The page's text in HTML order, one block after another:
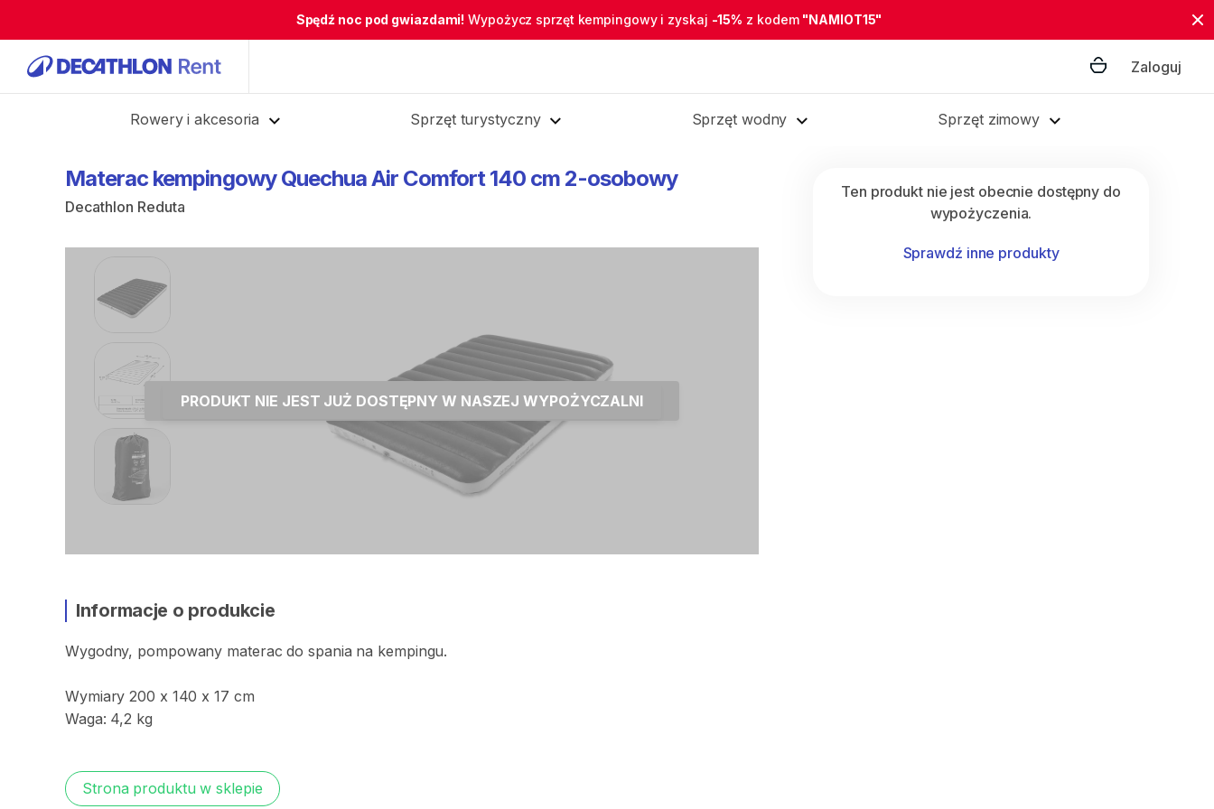
Spędź noc pod gwiazdami! Wypożycz sprzęt kempingowy i zyskaj -15% z kodem "NAMIOT15"
Zaloguj
Rowery i akcesoria Sprzęt turystyczny Sprzęt wodny Sprzęt zimowy
Materac kempingowy QuechuaAir Comfort 140 cm 2-osobowy
Decathlon Reduta
PRODUKT NIE JEST JUŻ DOSTĘPNY W NASZEJ WYPOŻYCZALNI
Informacje o produkcie
Wygodny​​,​ pompowany materac do spania na kempingu.
Wymiary 200 x 140 x 17 cm
Waga: 4​​,​​2 kg
Strona produktu w sklepie
Ten produkt nie jest obecnie dostępny do
wypożyczenia.
Sprawdź inne produkty